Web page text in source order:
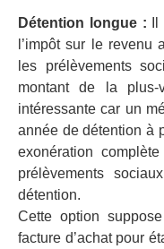
Détention longue : Il
l’impôt sur le revenu
les prélèvements
montant de la plus-
intéressante car un
année de détention à
exonération
prélèvements
détention.
Cette option
facture d’achat pour